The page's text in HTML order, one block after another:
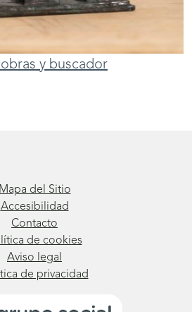
y buscador
Mapa del Sitio
Accesibilidad
Contacto
de cookies
Aviso legal
de privacidad